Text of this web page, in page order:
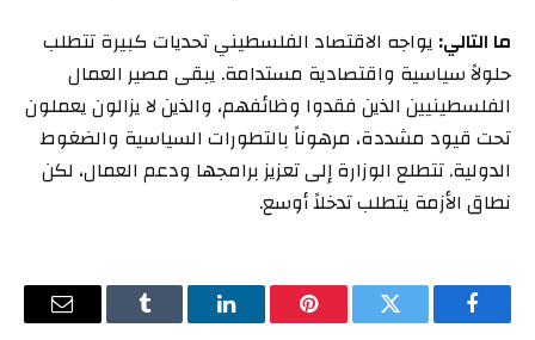
ما التالي: يواجه الاقتصاد الفلسطيني تحديات كبيرة تتطلب
حلولاً سياسية واقتصادية مستدامة. يبقى مصير العمال
الفلسطينيين الذين فقدوا وظائفهم، والذين لا يزالون يعملون
تحت قيود مشددة، مرهوناً بالتطورات السياسية والضغوط
الدولية. تتطلع الوزارة إلى تعزيز برامجها ودعم العمال، لكن
نطاق الأزمة يتطلب تدخلاً أوسع.
فيسبوك تويتر بينتيريستلينكدإن Tumblr
البريد